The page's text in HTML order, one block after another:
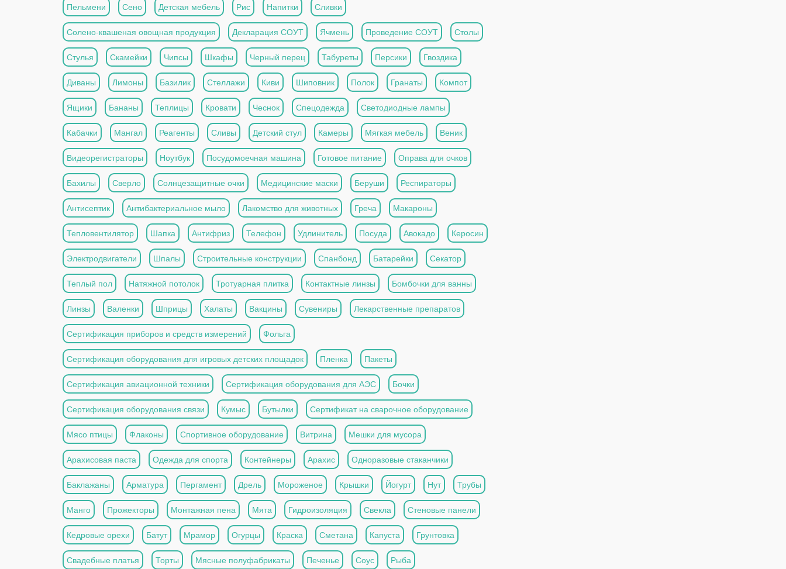
Пельмени Сено Детская мебель Рис Напитки Сливки
Солено-квашеная овощная продукция Декларация СОУТ Ячмень Проведение СОУТ Столы
Стулья Скамейки Чипсы Шкафы Черный перец Табуреты Персики Гвоздика
Диваны Лимоны Базилик Стеллажи Киви Шиповник Полок Гранаты Компот
Ящики Бананы Теплицы Кровати Чеснок Спецодежда Светодиодные лампы
Кабачки Мангал Реагенты Сливы Детский стул Камеры Мягкая мебель Веник
Видеорегистраторы Ноутбук Посудомоечная машина Готовое питание Оправа для очков
Бахилы Сверло Солнцезащитные очки Медицинские маски Беруши Респираторы
Антисептик Антибактериальное мыло Лакомство для животных Греча Макароны
Тепловентилятор Шапка Антифриз Телефон Удлинитель Посуда Авокадо Керосин
Электродвигатели Шпалы Строительные конструкции Спанбонд Батарейки Секатор
Теплый пол Натяжной потолок Тротуарная плитка Контактные линзы Бомбочки для ванны
Линзы Валенки Шприцы Халаты Вакцины Сувениры Лекарственные препаратов
Сертификация приборов и средств измерений Фольга
Сертификация оборудования для игровых детских площадок Пленка Пакеты
Сертификация авиационной техники Сертификация оборудования для АЭС Бочки
Сертификация оборудования связи Кумыс Бутылки Сертификат на сварочное оборудование
Мясо птицы Флаконы Спортивное оборудование Витрина Мешки для мусора
Арахисовая паста Одежда для спорта Контейнеры Арахис Одноразовые стаканчики
Баклажаны Арматура Пергамент Дрель Мороженое Крышки Йогурт Нут Трубы
Манго Прожекторы Монтажная пена Мята Гидроизоляция Свекла Стеновые панели
Кедровые орехи Батут Мрамор Огурцы Краска Сметана Капуста Грунтовка
Свадебные платья Торты Мясные полуфабрикаты Печенье Соус Рыба